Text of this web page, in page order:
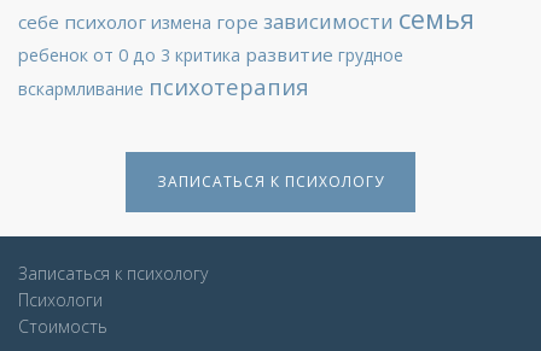
себе психолог измена горе зависимости семья
ребенок от 0 до 3 критика развитие грудное
вскармливание психотерапия
ЗАПИСАТЬСЯ К ПСИХОЛОГУ
Записаться к психологу
Психологи
Стоимость